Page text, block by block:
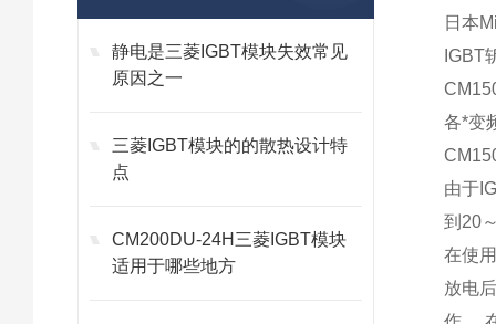
静电是三菱IGBT模块失效常见
原因之一
三菱IGBT模块的的散热设计特
点
CM200DU-24H三菱IGBT模块
适用于哪些地方
日本
IGBT
各*变
由于
到20
在使
放电